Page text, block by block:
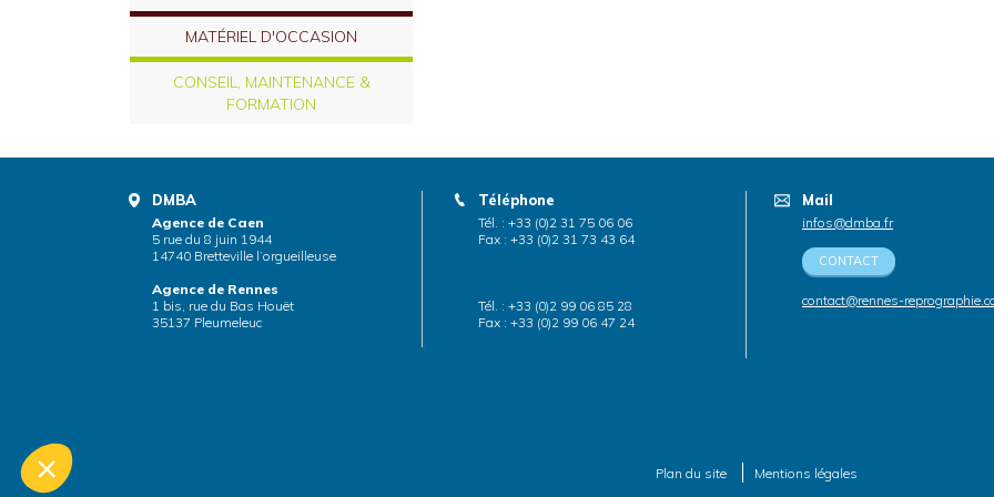
MATÉRIEL D'OCCASION
CONSEIL, MAINTENANCE &
FORMATION
DMBA
Agence de Caen
5 rue du 8 juin 1944
14740 Bretteville l’orgueilleuse
Agence de Rennes
1 bis, rue du Bas Houët
35137 Pleumeleuc
Téléphone
Tél. : +33 (0)2 31 75 06 06
Fax : +33 (0)2 31 73 43 64
Tél. : +33 (0)2 99 06 85 28
Fax : +33 (0)2 99 06 47 24
Mail
infos@dmba.fr
CONTACT
contact@rennes-
Plan du site Mentions légales